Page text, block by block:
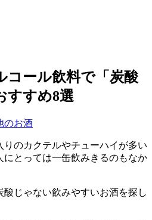
コール飲料で「炭酸
すすめ8選
のお酒
のカクテルやチューハイが多い
とっては一缶飲みきるのもなか
じゃない飲みやすいお酒を探し